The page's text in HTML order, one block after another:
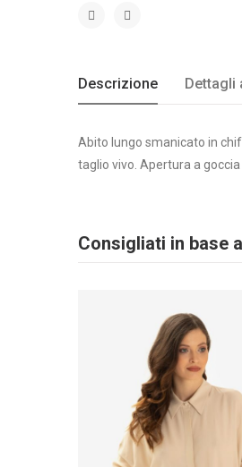
Descrizione Dettagli
Abito lungo smanicato in
taglio vivo. Apertura a
Consigliati in base